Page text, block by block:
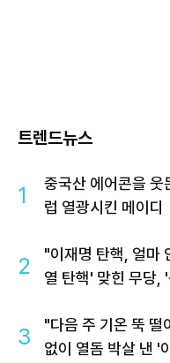
트렌드뉴스
1
중국산 에어콘을 웃
럽 열광시킨 메이디
2
"이재명 탄핵, 얼마
열 탄핵' 맞힌 무당,
3
"다음 주 기온 뚝 떨
없이 열돔 박살 낸 '